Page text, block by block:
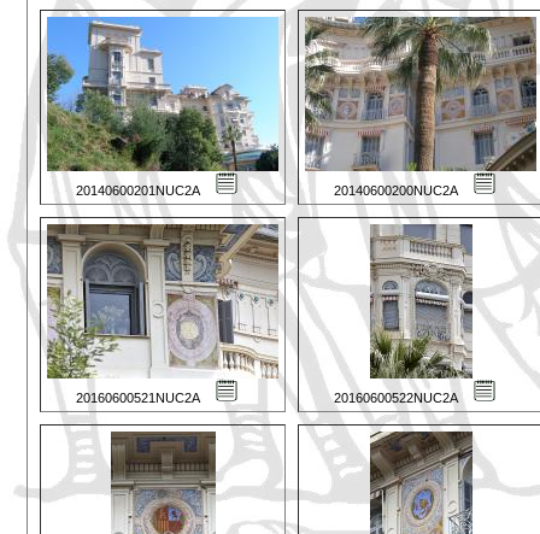
20140600201NUC2A 20140600200NUC2A
20160600521NUC2A 20160600522NUC2A